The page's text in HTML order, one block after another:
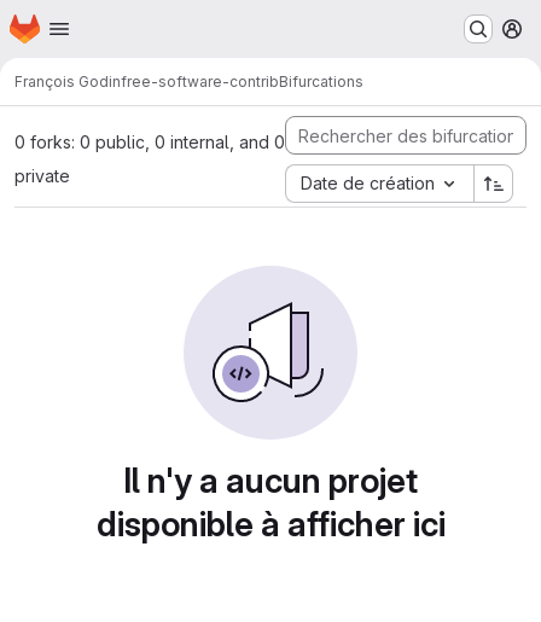
Passer au contenu principal
Page d'accueil
François Godinfree-software-contribBifurcations
0 forks: 0 public, 0 internal, and 0
private
Date de création
Il n'y a aucun projet
disponible à afficher ici